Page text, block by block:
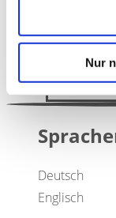
Nur
Deutsch
Englisch